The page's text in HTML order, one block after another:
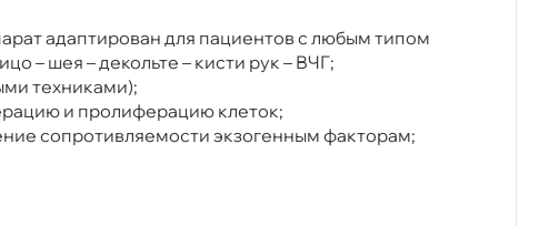
адаптирован для пациентов с любым типом
– шея – декольте – кисти рук – ВЧГ;
техниками);
и пролиферацию клеток;
сопротивляемости экзогенным факторам;